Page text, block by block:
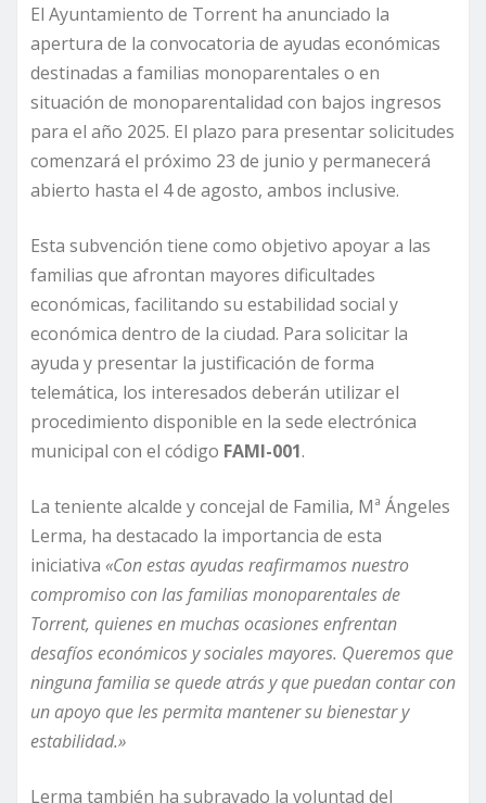
El Ayuntamiento de Torrent ha anunciado la
apertura de la convocatoria de ayudas económicas
destinadas a familias monoparentales o en
situación de monoparentalidad con bajos ingresos
para el año 2025. El plazo para presentar solicitudes
comenzará el próximo 23 de junio y permanecerá
abierto hasta el 4 de agosto, ambos inclusive.
Esta subvención tiene como objetivo apoyar a las
familias que afrontan mayores dificultades
económicas, facilitando su estabilidad social y
económica dentro de la ciudad. Para solicitar la
ayuda y presentar la justificación de forma
telemática, los interesados deberán utilizar el
procedimiento disponible en la sede electrónica
municipal con el código FAMI-001.
La teniente alcalde y concejal de Familia, Mª Ángeles
Lerma, ha destacado la importancia de esta
iniciativa «Con estas ayudas reafirmamos nuestro
compromiso con las familias monoparentales de
Torrent, quienes en muchas ocasiones enfrentan
desafíos económicos y sociales mayores. Queremos que
ninguna familia se quede atrás y que puedan contar con
un apoyo que les permita mantener su bienestar y
estabilidad.»
Lerma también ha subrayado la voluntad del